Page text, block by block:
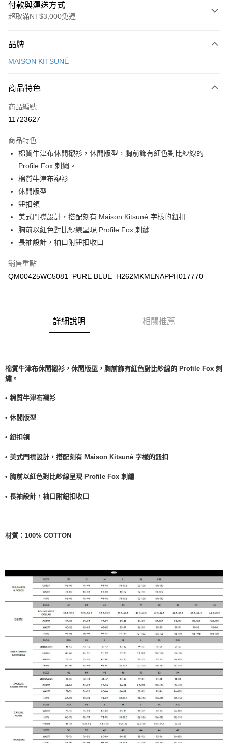
付款與運送方式
超取滿NT$3,000免運
信用卡一次付款
ATM付款
每筆NT$100，滿NT$3,000(含以上)免運費
付款後萊爾富取貨
每筆NT$100
付款後7-11取貨
每筆NT$100，滿NT$3,000(含以上)免運費
宅配
每筆NT$100，滿NT$3,000(含以上)免運費
品牌
MAISON KITSUNÉ
商品特色
商品編號
11723627
商品特色
棉質牛津布休閒襯衫，休閒版型，胸前飾有紅色對比紗線的
Profile Fox 刺繡。
棉質牛津布襯衫
休閒版型
鈕扣領
美式門襟設計，搭配刻有 Maison Kitsuné 字樣的鈕扣
胸前以紅色對比紗線呈現 Profile Fox 刺繡
長袖設計，袖口附鈕扣收口
銷售重點
QM00425WC5081_PURE BLUE_H262MKMENAPPH017770
詳細說明 相關推薦
棉質牛津布休閒襯衫，休閒版型，胸前飾有紅色對比紗線的 Profile Fox 刺
繡。
• 棉質牛津布襯衫
• 休閒版型
• 鈕扣領
• 美式門襟設計，搭配刻有 Maison Kitsuné 字樣的鈕扣
• 胸前以紅色對比紗線呈現 Profile Fox 刺繡
• 長袖設計，袖口附鈕扣收口
材質： 100% COTTON